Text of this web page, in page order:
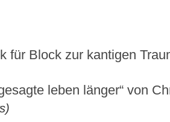
für Block zur kantigen
leben länger“ von